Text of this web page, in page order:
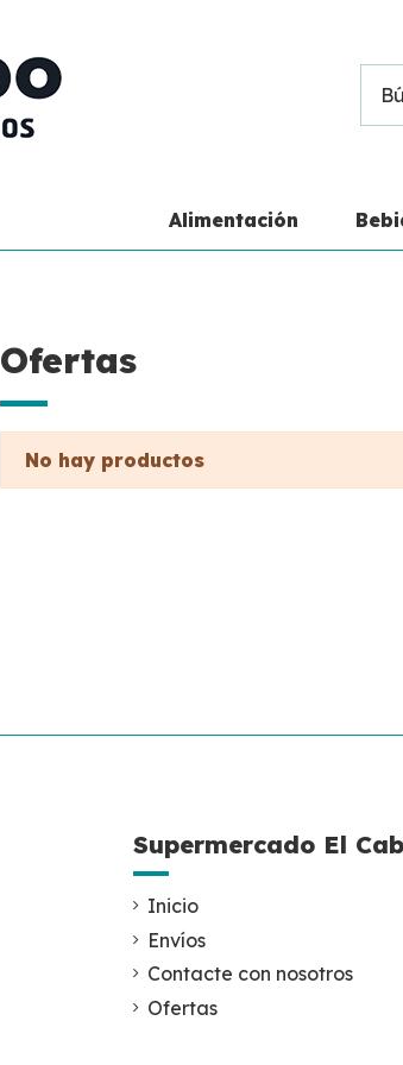
Alimentación
Ofertas
No hay productos
Supermercado El
Inicio
Envíos
Contacte con nosotros
Ofertas